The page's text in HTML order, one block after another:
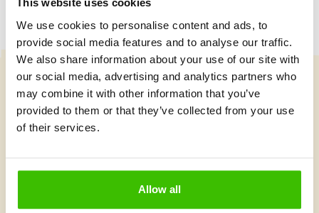
This website uses cookies
We use cookies to personalise content and ads, to
provide social media features and to analyse our traffic.
We also share information about your use of our site with
our social media, advertising and analytics partners who
may combine it with other information that you’ve
provided to them or that they’ve collected from your use
of their services.
Allow all
Vybrat kurz
Co je v Gymnathlonu nového